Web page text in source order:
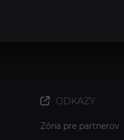
ODKAZY
Zóna pre partnerov